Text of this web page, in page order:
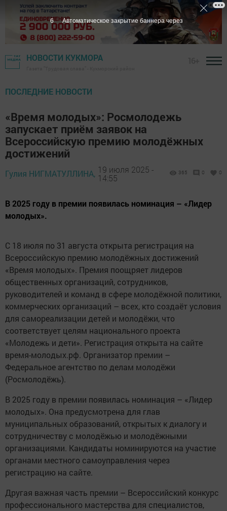
НОВОСТИ КУКМОРА
ПОСЛЕДНИЕ НОВОСТИ
«Время молодых»: Росмолодежь
запускает приём заявок на
Всероссийскую премию молодёжных
достижений
Гулия НИГМАТУЛЛИНА, 19 июля 2025 -
14:55
365 0 0
В 2025 году в премии появилась номинация – «Лидер
молодых».
С 18 июля по 31 августа открыта регистрация на
Всероссийскую премию молодёжных достижений
«Время молодых». Премия поощряет лидеров
общественных организаций, сотрудников,
руководителей и команд в сфере молодёжной политики,
коммерческих организаций – всех, кто создаёт условия
для самореализации детей и молодёжи, что
соответствует целям национального проекта
«Молодежь и дети». Регистрация открыта на сайте
время-молодых.рф. Организатор премии –
Федеральное агентство по делам молодёжи
(Росмолодёжь).
В 2025 году в премии появилась номинация – «Лидер
молодых». Она предусмотрена для глав
муниципальных образований, открытых к диалогу и
сотрудничеству с молодёжью и молодёжными
организациями. Кандидаты номинируются на участие
органами местного самоуправления через
регистрацию на сайте.
Другая важная часть премии – Всероссийский конкурс
профессионального мастерства для специалистов,
4 Автоматическое закрытие баннера через